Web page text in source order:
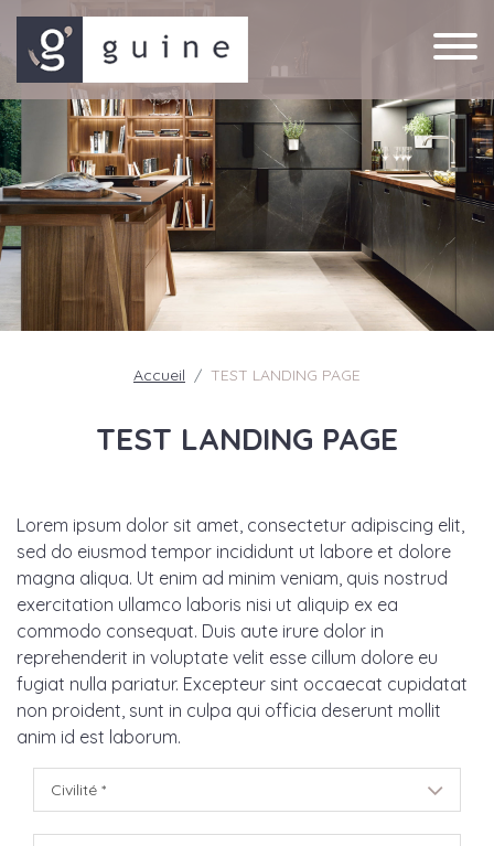
Accueil TEST LANDING PAGE
TEST LANDING PAGE
Lorem ipsum dolor sit amet, consectetur adipiscing elit,
sed do eiusmod tempor incididunt ut labore et dolore
magna aliqua. Ut enim ad minim veniam, quis nostrud
exercitation ullamco laboris nisi ut aliquip ex ea
commodo consequat. Duis aute irure dolor in
reprehenderit in voluptate velit esse cillum dolore eu
fugiat nulla pariatur. Excepteur sint occaecat cupidatat
non proident, sunt in culpa qui officia deserunt mollit
anim id est laborum.
Civilité *